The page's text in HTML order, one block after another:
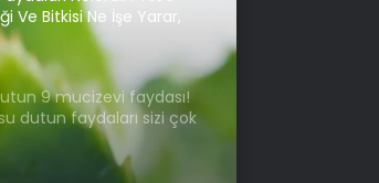
dutun faydaları sizi çok
Faydaları Bitmek